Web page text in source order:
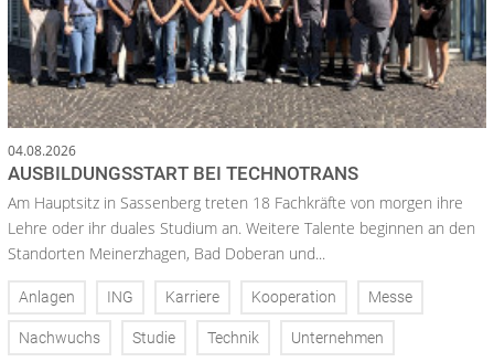
04.08.2026
AUSBILDUNGSSTART BEI TECHNOTRANS
Am Hauptsitz in Sassenberg treten 18 Fachkräfte von morgen ihre
Lehre oder ihr duales Studium an. Weitere Talente beginnen an den
Standorten Meinerzhagen, Bad Doberan und...
Anlagen ING Karriere Kooperation Messe
Nachwuchs Studie Technik Unternehmen